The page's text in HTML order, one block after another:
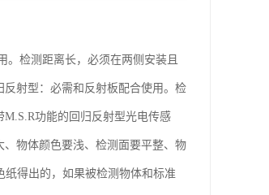
检测距离长，必须在两侧安装且
射型：必需和反射板配合使用。检
功能的回归反射型光电传感
物体颜色要浅、检测面要平整、物
纸得出的，如果被检测物体和标准